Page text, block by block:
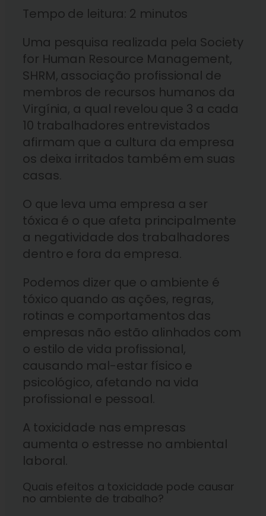
Tempo de leitura: 2 minutos
Uma pesquisa realizada pela Society
for Human Resource Management,
SHRM, associação profissional de
membros de recursos humanos da
Virgínia, a qual revelou que 3 a cada
10 trabalhadores entrevistados
afirmam que a cultura da empresa
os deixa irritados também em suas
casas.
O que leva uma empresa a ser
tóxica é o que afeta principalmente
a negatividade dos trabalhadores
dentro e fora da empresa.
Podemos dizer que o ambiente é
tóxico quando as ações, regras,
rotinas e comportamentos das
empresas não estão alinhados com
o estilo de vida profissional,
causando mal-estar físico e
psicológico, afetando na vida
profissional e pessoal.
A toxicidade nas empresas
aumenta o estresse no ambiental
laboral.
Quais efeitos a toxicidade pode causar
no ambiente de trabalho?